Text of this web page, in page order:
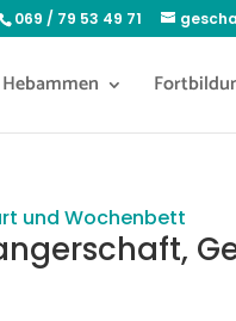
069 / 79 53 49 71